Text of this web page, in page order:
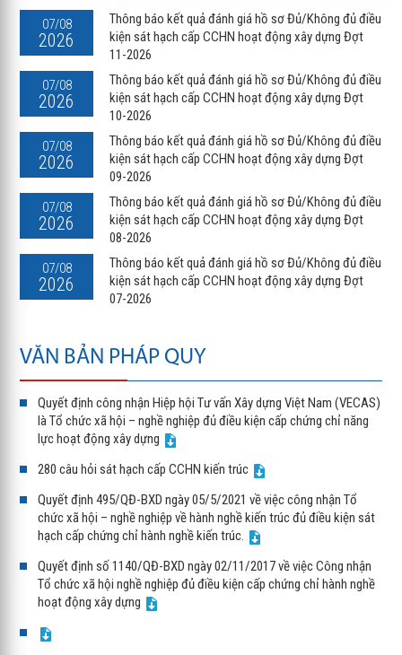
07/08
2026
Thông báo kết quả đánh giá hồ sơ Đủ/Không đủ điều
kiện sát hạch cấp CCHN hoạt động xây dựng Đợt
11-2026
07/08
2026
Thông báo kết quả đánh giá hồ sơ Đủ/Không đủ điều
kiện sát hạch cấp CCHN hoạt động xây dựng Đợt
10-2026
07/08
2026
Thông báo kết quả đánh giá hồ sơ Đủ/Không đủ điều
kiện sát hạch cấp CCHN hoạt động xây dựng Đợt
09-2026
07/08
2026
Thông báo kết quả đánh giá hồ sơ Đủ/Không đủ điều
kiện sát hạch cấp CCHN hoạt động xây dựng Đợt
08-2026
07/08
2026
Thông báo kết quả đánh giá hồ sơ Đủ/Không đủ điều
kiện sát hạch cấp CCHN hoạt động xây dựng Đợt
07-2026
VĂN BẢN PHÁP QUY
Quyết định công nhận Hiệp hội Tư vấn Xây dựng Việt Nam (VECAS)
là Tổ chức xã hội – nghề nghiệp đủ điều kiện cấp chứng chỉ năng
lực hoạt động xây dựng
280 câu hỏi sát hạch cấp CCHN kiến trúc
Quyết định 495/QĐ-BXD ngày 05/5/2021 về việc công nhận Tổ
chức xã hội – nghề nghiệp về hành nghề kiến trúc đủ điều kiện sát
hạch cấp chứng chỉ hành nghề kiến trúc.
Quyết định số 1140/QĐ-BXD ngày 02/11/2017 về việc Công nhận
Tổ chức xã hội nghề nghiệp đủ điều kiện cấp chứng chỉ hành nghề
hoạt động xây dựng